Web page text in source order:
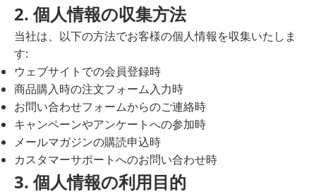
2. 個人情報の収集方法
当社は、以下の方法でお客様の個人情報を収集いたしま
す:
ウェブサイトでの会員登録時
商品購入時の注文フォーム入力時
お問い合わせフォームからのご連絡時
キャンペーンやアンケートへの参加時
メールマガジンの購読申込時
カスタマーサポートへのお問い合わせ時
3. 個人情報の利用目的